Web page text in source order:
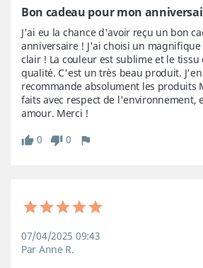
Bon cadeau pour mon
J'ai eu la chance d'avoir reçu un bon
anniversaire ! J'ai choisi un
clair ! La couleur est sublime et le
qualité. C'est un très beau produit. J'en
recommande absolument les produits
faits avec respect de l'environnement,
amour. Merci !
0
0
07/04/2025 09:43
Par Anne R.